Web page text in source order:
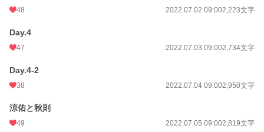
48 2022.07.02 09:002,223文字
Day.4
47 2022.07.03 09:002,734文字
Day.4-2
38 2022.07.04 09:002,950文字
涼佑と秋則
49 2022.07.05 09:002,819文字